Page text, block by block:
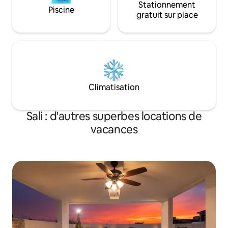
Piscine
Stationnement
gratuit sur place
Climatisation
Sali : d'autres superbes locations de
vacances